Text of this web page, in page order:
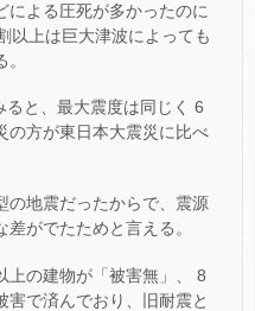
による圧死が多かったのに
以上は巨大津波によっても
と、最大震度は同じく 6
の方が東日本大震災に比べ
の地震だったからで、震源
がでたためと言える。
上の建物が「被害無」、 8
で済んでおり、旧耐震と